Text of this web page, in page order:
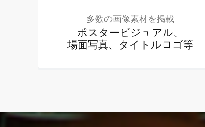
多数の画像素材を掲載
ポスタービジュアル、
場面写真、タイトルロゴ等